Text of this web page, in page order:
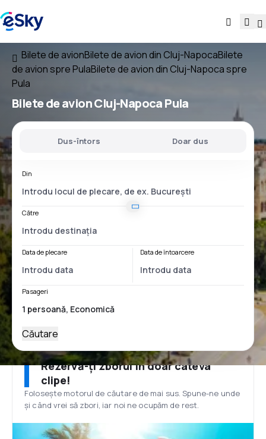
Bilete de avionBilete de avion din Cluj-NapocaBilete
de avion spre PulaBilete de avion din Cluj-Napoca spre
Pula
Bilete de avionCluj-Napoca Pula
Dus-întors Doar dus
Din
Către
Data de plecare Data de întoarcere
Pasageri
Căutare
Rezervă-ți zborul în doar câteva
clipe!
Folosește motorul de căutare de mai sus. Spune-ne unde
și când vrei să zbori, iar noi ne ocupăm de rest.